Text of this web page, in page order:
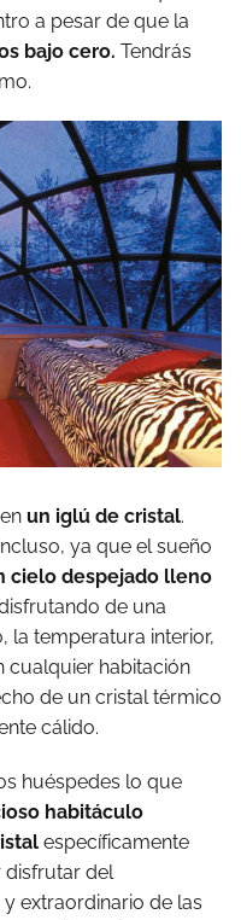
a pesar de que la
bajo cero. Tendrás
un iglú de cristal.
ya que el sueño
cielo despejado lleno
de una
la temperatura interior,
cualquier habitación
de un cristal térmico
cálido.
huéspedes lo que
habitáculo
específicamente
disfrutar del
extraordinario de las